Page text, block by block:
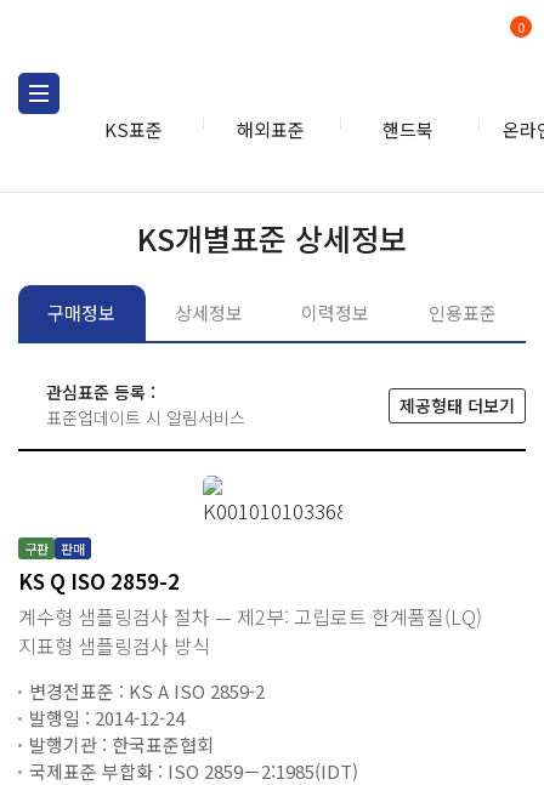
KS표준 해외표준 핸드북 온라
0
KS개별표준 상세정보
구매정보 상세정보 이력정보 인용표준
관심표준 등록 :
표준업데이트 시 알림서비스
제공형태 더보기
구판 판매
KS Q ISO 2859-2
계수형 샘플링검사 절차 — 제2부: 고립로트 한계품질(LQ)
지표형 샘플링검사 방식
변경전표준 : KS A ISO 2859-2
발행일 : 2014-12-24
발행기관 : 한국표준협회
국제표준 부합화 : ISO 2859－2:1985(IDT)